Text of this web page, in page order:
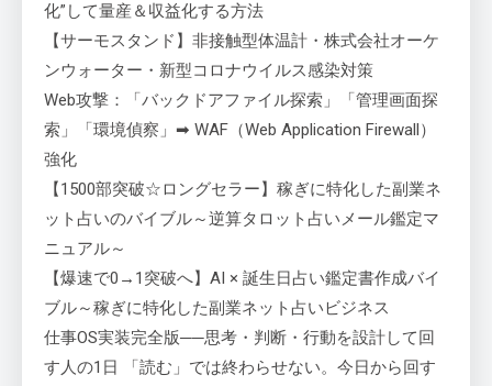
化”して量産＆収益化する方法
【サーモスタンド】非接触型体温計・株式会社オーケ
ンウォーター・新型コロナウイルス感染対策
Web攻撃：「バックドアファイル探索」「管理画面探
索」「環境偵察」➡ WAF（Web Application Firewall）
強化
【1500部突破☆ロングセラー】稼ぎに特化した副業ネ
ット占いのバイブル～逆算タロット占いメール鑑定マ
ニュアル～
【爆速で0→1突破へ】AI × 誕生日占い鑑定書作成バイ
ブル～稼ぎに特化した副業ネット占いビジネス
仕事OS実装完全版──思考・判断・行動を設計して回
す人の1日 「読む」では終わらせない。今日から回す